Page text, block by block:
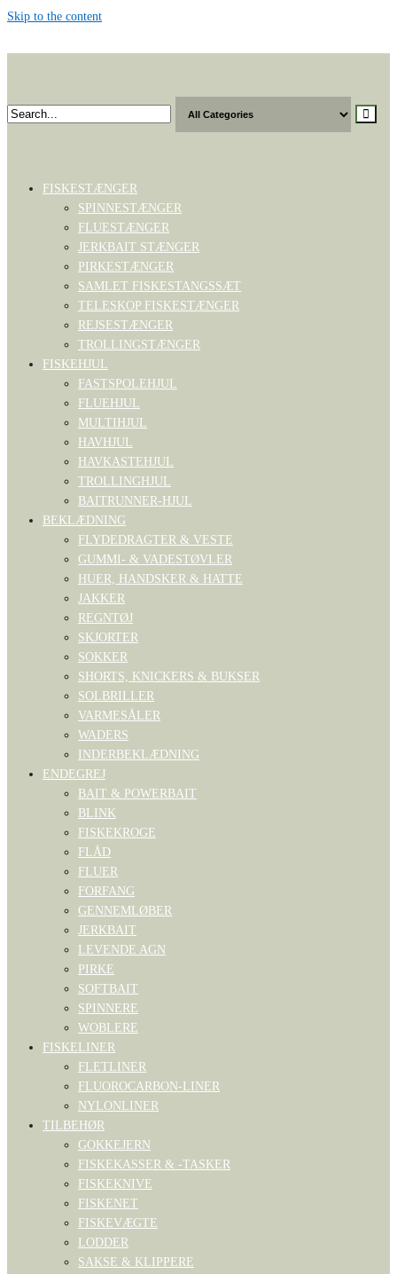
Skip to the content
FISKESTÆNGER
SPINNESTÆNGER
FLUESTÆNGER
JERKBAIT STÆNGER
PIRKESTÆNGER
SAMLET FISKESTANGSSÆT
TELESKOP FISKESTÆNGER
REJSESTÆNGER
TROLLINGSTÆNGER
FISKEHJUL
FASTSPOLEHJUL
FLUEHJUL
MULTIHJUL
HAVHJUL
HAVKASTEHJUL
TROLLINGHJUL
BAITRUNNER-HJUL
BEKLÆDNING
FLYDEDRAGTER & VESTE
GUMMI- & VADESTØVLER
HUER, HANDSKER & HATTE
JAKKER
REGNTØJ
SKJORTER
SOKKER
SHORTS, KNICKERS & BUKSER
SOLBRILLER
VARMESÅLER
WADERS
INDERBEKLÆDNING
ENDEGREJ
BAIT & POWERBAIT
BLINK
FISKEKROGE
FLÅD
FLUER
FORFANG
GENNEMLØBER
JERKBAIT
LEVENDE AGN
PIRKE
SOFTBAIT
SPINNERE
WOBLERE
FISKELINER
FLETLINER
FLUOROCARBON-LINER
NYLONLINER
TILBEHØR
GOKKEJERN
FISKEKASSER & -TASKER
FISKEKNIVE
FISKENET
FISKEVÆGTE
LODDER
SAKSE & KLIPPERE